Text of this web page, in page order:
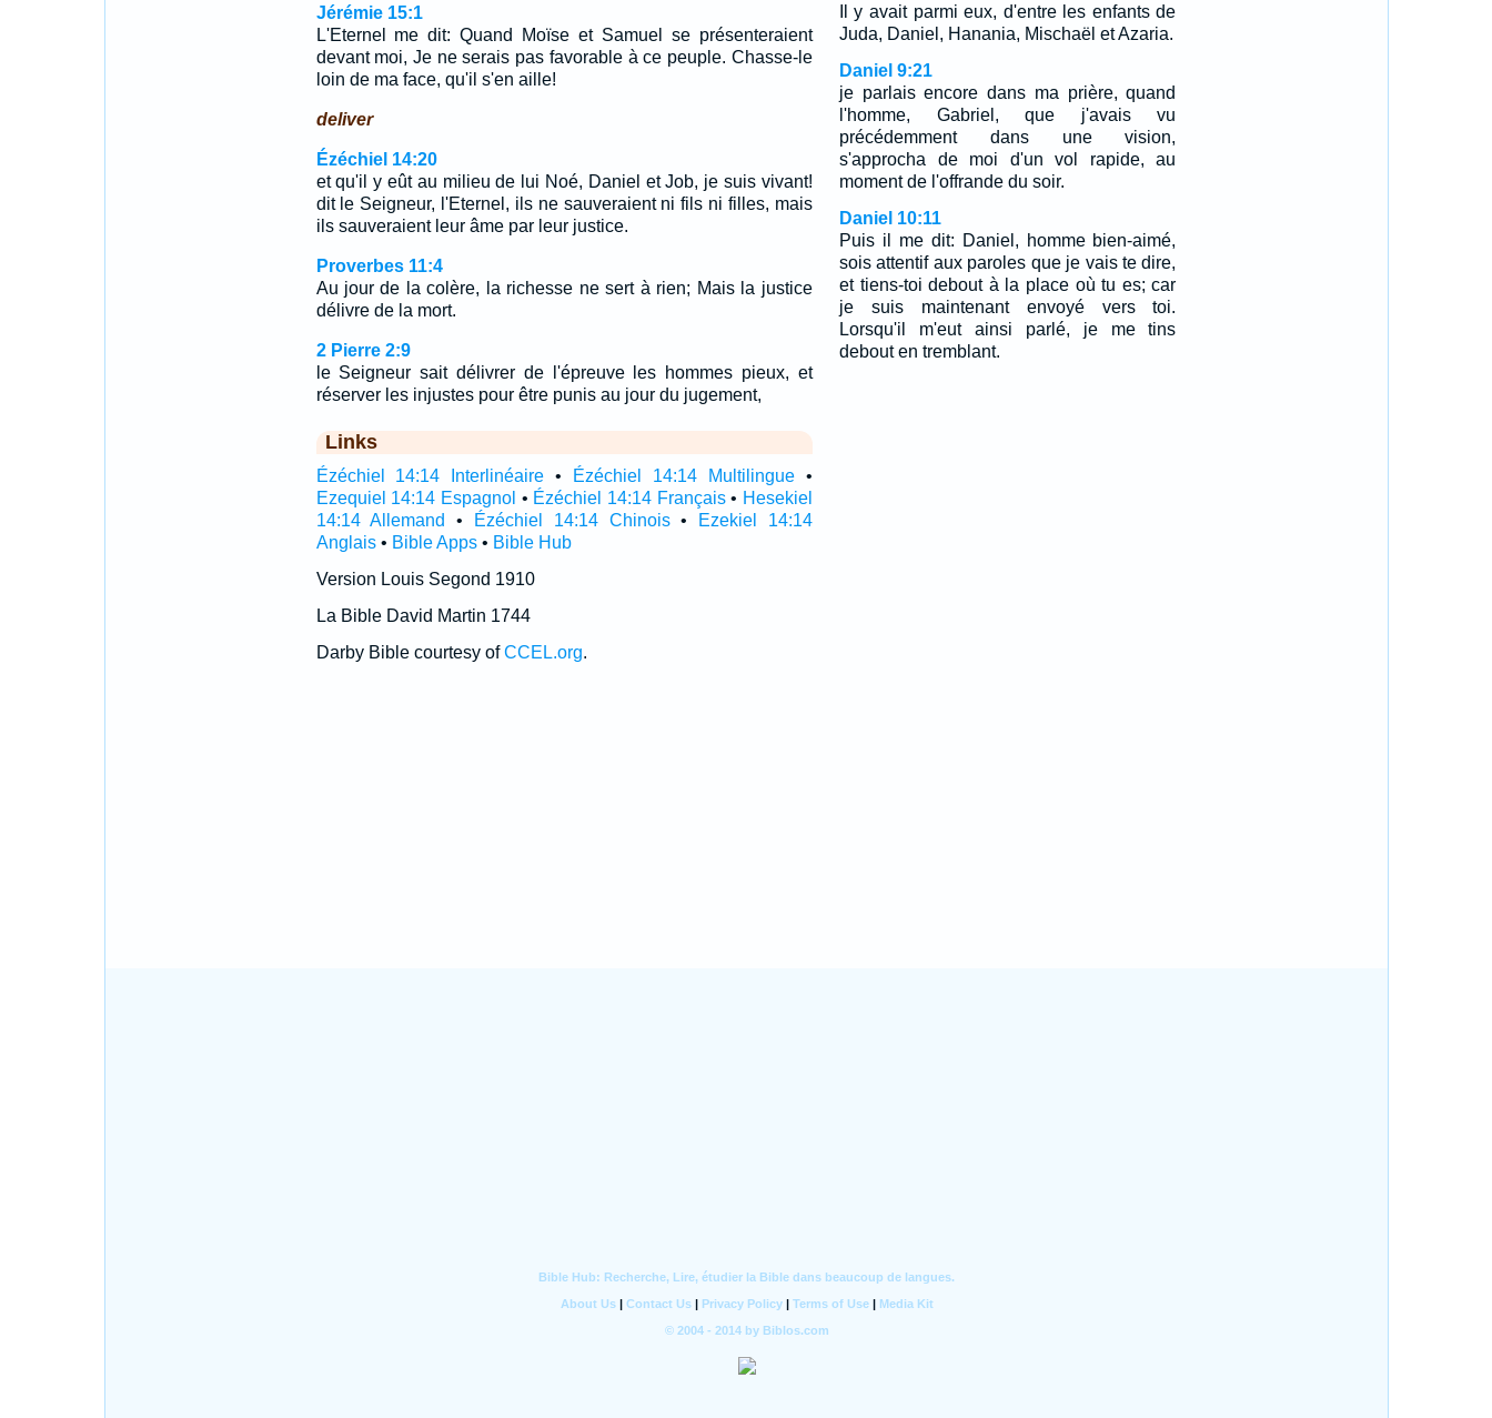
Jérémie 15:1
L'Eternel me dit: Quand Moïse et Samuel se présenteraient
devant moi, Je ne serais pas favorable à ce peuple. Chasse-le
loin de ma face, qu'il s'en aille!
deliver
Ézéchiel 14:20
et qu'il y eût au milieu de lui Noé, Daniel et Job, je suis vivant!
dit le Seigneur, l'Eternel, ils ne sauveraient ni fils ni filles, mais
ils sauveraient leur âme par leur justice.
Proverbes 11:4
Au jour de la colère, la richesse ne sert à rien; Mais la justice
délivre de la mort.
2 Pierre 2:9
le Seigneur sait délivrer de l'épreuve les hommes pieux, et
réserver les injustes pour être punis au jour du jugement,
Links
Ézéchiel 14:14 Interlinéaire • Ézéchiel 14:14 Multilingue •
Ezequiel 14:14 Espagnol • Ézéchiel 14:14 Français• Hesekiel
14:14 Allemand
• Ézéchiel 14:14 Chinois•
Ezekiel 14:14
Anglais• Bible Apps• Bible Hub
Version Louis Segond 1910
La Bible David Martin 1744
Darby Bible courtesy ofCCEL.org.
Il y avait parmi eux, d'entre les enfants de
Juda, Daniel, Hanania, Mischaël et Azaria.
Daniel 9:21
je parlais encore dans ma prière, quand
l'homme, Gabriel, que j'avais vu
précédemment dans une vision,
s'approcha de moi d'un vol rapide, au
moment de l'offrande du soir.
Daniel 10:11
Puis il me dit: Daniel, homme bien-aimé,
sois attentif aux paroles que je vais te dire,
et tiens-toi debout à la place où tu es; car
je suis maintenant envoyé vers toi.
Lorsqu'il m'eut ainsi parlé, je me tins
debout en tremblant.